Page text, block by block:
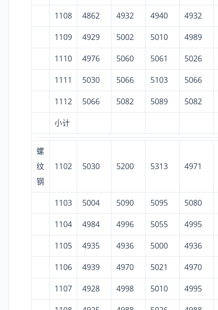
1108
4862 4932 4940
4932
1109
4929 5002 5010
4989
1110
4976 5060 5061
5026
1111
5030 5066 5103
5066
1112
5066 5082 5089
5082
小计
螺
纹
钢
1102 5030 5200 5313 4971
1103 5004 5090 5095
5080
1104
4984 4996 5055
4995
1105
4935 4936 5000
4936
1106
4939 4970 5021
4970
1107
4928 4998 5010
4995